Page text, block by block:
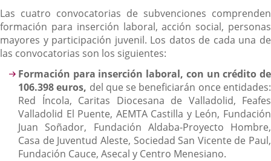
Las cuatro convocatorias de subvenciones comprenden
formación para inserción laboral, acción social, personas
mayores y participación juvenil. Los datos de cada una de
las convocatorias son los siguientes:
Formación para inserción laboral, con un crédito de
106.398 euros, del que se beneficiarán once entidades:
Red Íncola, Caritas Diocesana de Valladolid, Feafes
Valladolid El Puente, AEMTA Castilla y León, Fundación
Juan Soñador, Fundación Aldaba-Proyecto Hombre,
Casa de Juventud Aleste, Sociedad San Vicente de Paul,
Fundación Cauce, Asecal y Centro Menesiano.